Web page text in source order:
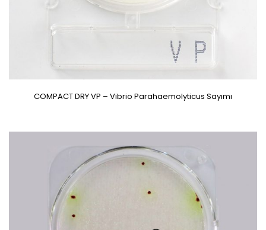
COMPACT DRY VP – Vibrio Parahaemolyticus Sayımı